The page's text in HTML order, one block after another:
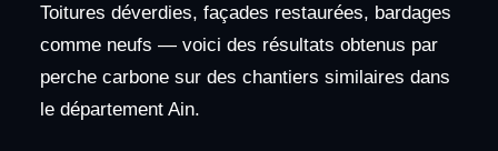
Toitures déverdies, façades restaurées, bardages
comme neufs — voici des résultats obtenus par
perche carbone sur des chantiers similaires dans
le département Ain.